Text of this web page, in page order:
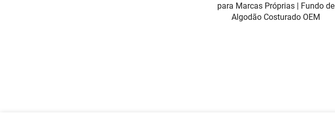
para Marcas Próprias | Fundo de
Algodão Costurado OEM